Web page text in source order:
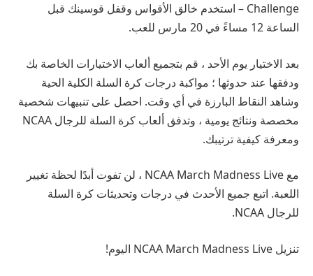
Challenge – استخدم خالق الأقواس وقفل قوسينك قبل
الساعة 12 مساءً في 20 مارس للعب.
بعد الاختيار يوم الأحد ، قم بتجميع ألعاب الاختيارات الخاصة بك
ودفقها عند حدوثها ؛ مواكبة درجات كرة السلة الكلية الحية
وشاهد النقاط البارزة في أي وقت. احصل على تنبيهات شخصية
مخصصة ونتائج يومية ، وتدفق ألعاب كرة السلة للرجال NCAA
ومعرفة كيفية ترتيبك.
مع NCAA March Madness Live ، لن تفوت أبدًا لحظة تغيير
اللعبة. اتبع جميع الأحدث في درجات وتحديثات كرة السلة
للرجال NCAA.
تنزيل NCAA March Madness Live اليوم!